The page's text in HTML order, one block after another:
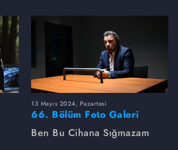
13 Mayıs 2024, Pazartesi
66. Bölüm Foto Galeri
Ben Bu Cihana Sığmazam